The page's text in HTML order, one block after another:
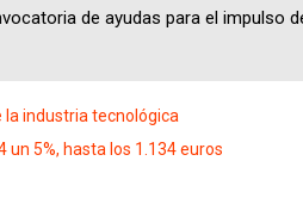
de ayudas para el impulso
la industria tecnológica
un 5%, hasta los 1.134 euros